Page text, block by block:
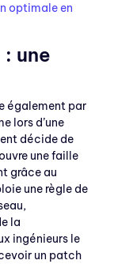
optimale en
une
également par
lors d’une
décide de
une faille
grâce au
une règle de
la
ingénieurs le
un patch